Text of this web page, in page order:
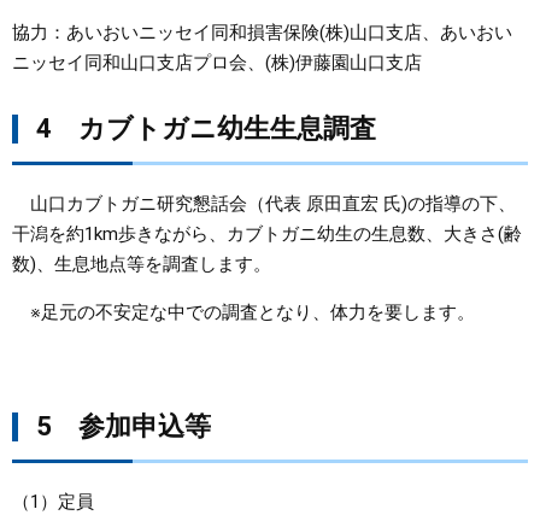
協力：あいおいニッセイ同和損害保険(株)山口支店、あいおい
ニッセイ同和山口支店プロ会、(株)伊藤園山口支店
4 カブトガニ幼生生息調査
山口カブトガニ研究懇話会（代表 原田直宏 氏)の指導の下、
干潟を約1km歩きながら、カブトガニ幼生の生息数、大きさ(齢
数)、生息地点等を調査します。
※足元の不安定な中での調査となり、体力を要します。
5 参加申込等
（1）定員